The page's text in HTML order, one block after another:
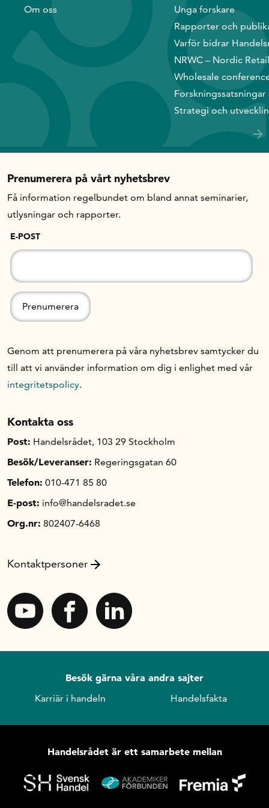
Handelns studentuppsatspris
Infrastrukturellt stöd
Planeringsanslag
Unga forskare
Varför bidrar Handelsrådet?
Forskningssatsningar
Kompetens och omställning
Handelns ekonomiska råd
Kalender
Handelsrådet Play
Om oss
Handelsfakta.se
In English
Om oss
Unga forskare
Rapporter och
Varför bidrar
NRWC – Nordic
Wholesale
Forskningssatsningar
Strategi och
Prenumerera på vårt nyhetsbrev
Få information regelbundet om bland annat seminarier,
utlysningar och rapporter.
E-POST
Genom att prenumerera på våra nyhetsbrev samtycker du
till att vi använder information om dig i enlighet med vår
integritetspolicy.
Kontakta oss
Post: Handelsrådet, 103 29 Stockholm
Besök/Leveranser: Regeringsgatan 60
Telefon: 010-471 85 80
E-post: info@handelsradet.se
Org.nr: 802407-6468
Kontaktpersoner
Besök gärna våra andra sajter
Karriär i handeln Handelsfakta
Handelsrådet är ett samarbete mellan